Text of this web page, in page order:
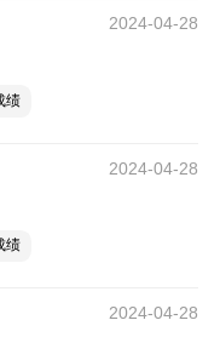
2024-04-28
绩
2024-04-28
绩
2024-04-28